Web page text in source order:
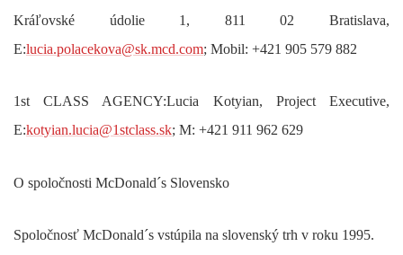
Kráľovské údolie 1, 811 02 Bratislava,
E:lucia.polacekova@sk.mcd.com; Mobil: +421 905 579 882
1st CLASS AGENCY:Lucia Kotyian, Project Executive,
E:kotyian.lucia@1stclass.sk; M: +421 911 962 629
O spoločnosti McDonald´s Slovensko
Spoločnosť McDonald´s vstúpila na slovenský trh v roku 1995.